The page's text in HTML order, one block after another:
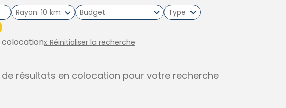
Rayon 10 km
Type
colocationx Réinitialiser la recherche
de résultats en colocation pour votre recherche